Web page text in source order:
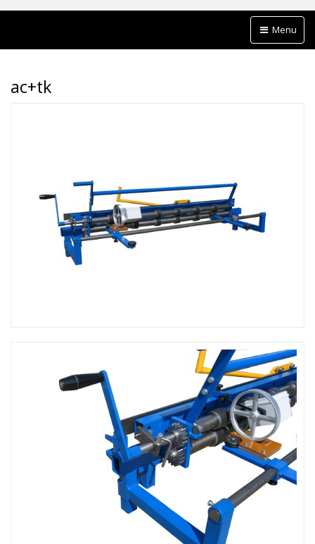
Menu
ac+tk